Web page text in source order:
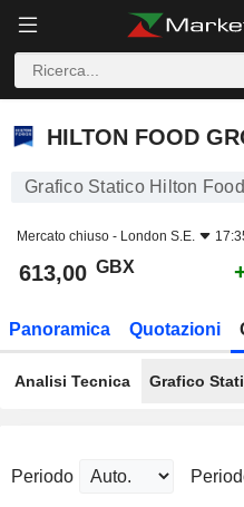
HILTON FOOD GROUP
HILTON FOOD
Grafico Statico Hilton
Mercato chiuso - London S.E.
613,00 GBX
Panoramica Quotazioni
Analisi Tecnica Grafico
Periodo